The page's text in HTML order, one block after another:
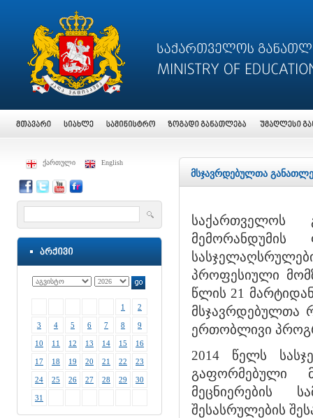
ქართული English
1 2
3 4 5 6 7 8 9
10 11 12 13 14 15 16
17 18 19 20 21 22 23
24 25 26 27 28 29 30
31
მსჯავრდებულთა
საქართველოს
პროფესიული
წლის 21
მსჯავრდებულთა
ერთობლივი
2014 წელს
გაფორმებული
მეცნიერების
შესასრულების